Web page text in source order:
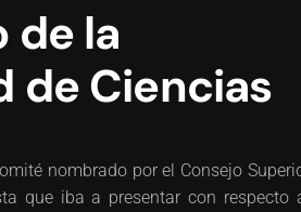
de la
de Ciencias
nombrado por el Consejo
que iba a presentar con respecto